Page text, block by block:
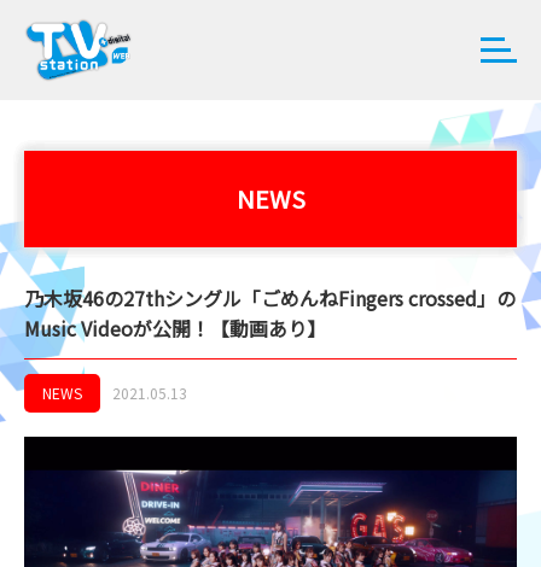
NEWS
乃木坂46の27thシングル「ごめんねFingers crossed」の
Music Videoが公開！【動画あり】
NEWS 2021.05.13